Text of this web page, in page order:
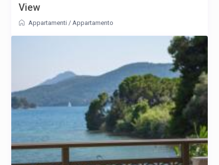
View
Appartamenti / Appartamento